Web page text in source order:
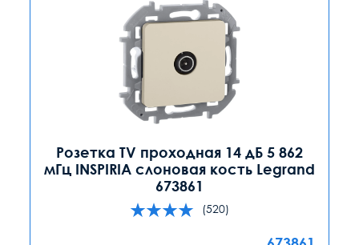
Розетка TV проходная 14 дБ 5 862
мГц INSPIRIA слоновая кость Legrand
673861
(520)